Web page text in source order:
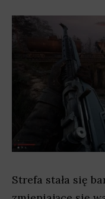
Strefa stała się